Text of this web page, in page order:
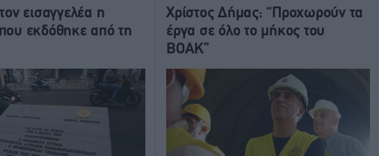
εισαγγελέα η
εκδόθηκε από τη
Χρίστος Δήμας: “Προχωρούν τα
έργα σε όλο το μήκος του
ΒΟΑΚ”